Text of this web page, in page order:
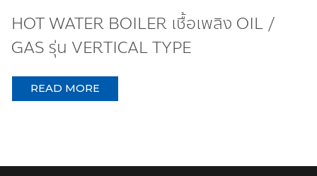
HOT WATER BOILER เชื้อเพลิง OIL /
GAS รุ่น VERTICAL TYPE
READ MORE